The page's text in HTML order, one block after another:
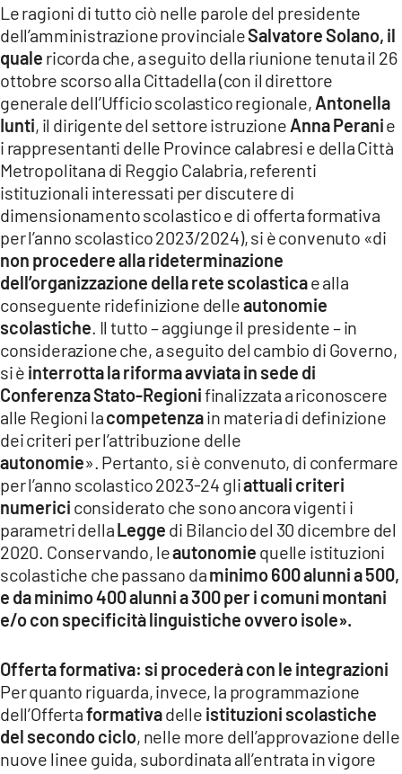
Le ragioni di tutto ciò nelle parole del presidente
dell’amministrazione provincialeSalvatore Solano, il
quale ricorda che, a seguito della riunione tenuta il 26
ottobre scorso alla Cittadella (con il direttore
generale dell’Ufficio scolastico regionale, Antonella
Iunti, il dirigente del settore istruzione Anna Peranie
i rappresentanti delle Province calabresi e della Città
Metropolitana di Reggio Calabria, referenti
istituzionali interessati per discutere di
dimensionamento scolastico e di offerta formativa
per l’anno scolastico 2023/2024), si è convenuto «di
non procedere alla rideterminazione
dell’organizzazione della rete scolasticae alla
conseguente ridefinizione delleautonomie
scolastiche . Il tutto – aggiunge il presidente – in
considerazione che, a seguito del cambio di Governo,
si è interrotta la riforma avviata in sede di
Conferenza Stato-Regionifinalizzata a riconoscere
alle Regioni lacompetenzain materia di definizione
dei criteri per l’attribuzione delle
autonomie». Pertanto, si è convenuto, di confermare
per l’anno scolastico 2023-24 gliattuali criteri
numerici considerato che sono ancora vigenti i
parametri dellaLegge di Bilancio del 30 dicembre del
2020. Conservando, leautonomie quelle istituzioni
scolastiche che passano daminimo 600 alunni a 500,
e da minimo 400 alunni a 300 per i comuni montani
e/o con specificità linguistiche ovvero isole».
Offerta formativa: si procederà con le integrazioni
Per quanto riguarda, invece, la programmazione
dell’Offertaformativadelle istituzioni scolastiche
del secondo ciclo, nelle more dell’approvazione delle
nuove linee guida, subordinata all’entrata in vigore